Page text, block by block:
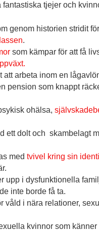
tjejer och
genom historien stridit
.
som kämpar för att få
arbeta inom en
pension som knappt
ohälsa,
ett dolt och skambelagt
med tvivel kring sin
upp i dysfunktionella
inte borde få ta.
våld i nära relationer,
kvinnor som